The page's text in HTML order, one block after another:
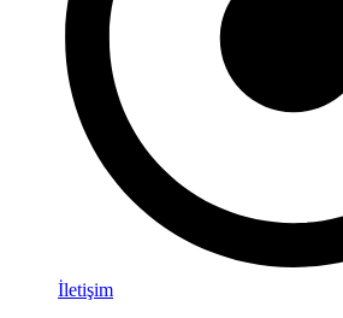
İletişim